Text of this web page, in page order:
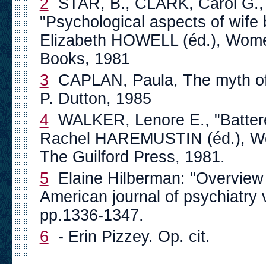
2 STAR, B., CLARK, Carol
"Psychological aspects of wife
Elizabeth HOWELL (éd.),
Books, 1981
3 CAPLAN, Paula, The myth
P. Dutton, 1985
4 WALKER, Lenore E.,
Rachel HAREMUSTIN (éd.),
The Guilford Press, 1981.
5
Elaine Hilberman:
American journal of psychiatry
pp.1336-1347.
6 - Erin Pizzey. Op. cit.